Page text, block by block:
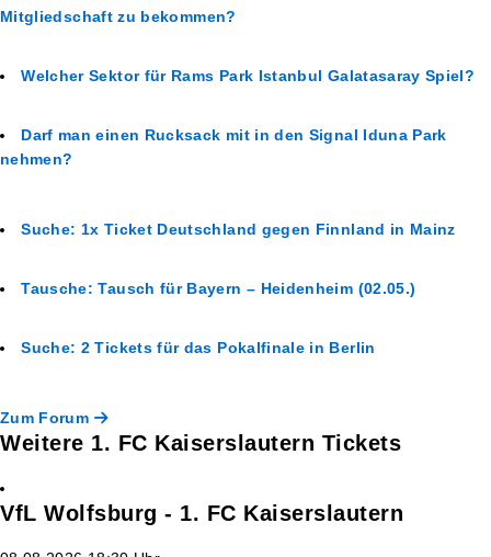
Mitgliedschaft zu bekommen?
Welcher Sektor für Rams Park Istanbul Galatasaray Spiel?
Darf man einen Rucksack mit in den Signal Iduna Park
nehmen?
Suche: 1x Ticket Deutschland gegen Finnland in Mainz
Tausche: Tausch für Bayern – Heidenheim (02.05.)
Suche: 2 Tickets für das Pokalfinale in Berlin
Zum Forum
Weitere 1. FC Kaiserslautern Tickets
VfL Wolfsburg - 1. FC Kaiserslautern